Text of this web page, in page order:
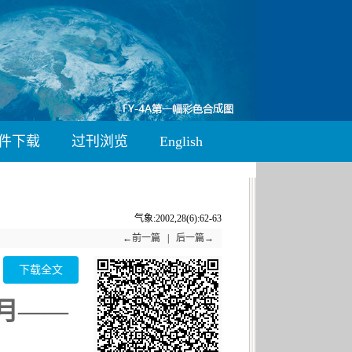
下载 过刊浏览 English
气象:2002,28(6):62-63
←前一篇 后一篇→
下载全文
月——